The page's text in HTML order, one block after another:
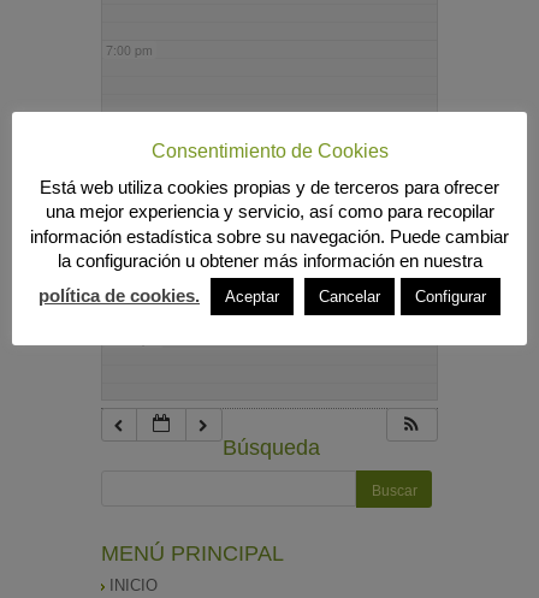
7:00 pm
9:00 pm
10:00 pm
Búsqueda
MENÚ PRINCIPAL
INICIO
Consentimiento de Cookies
Está web utiliza cookies propias y de terceros para ofrecer
una mejor experiencia y servicio, así como para recopilar
información estadística sobre su navegación. Puede cambiar
la configuración u obtener más información en nuestra
política de cookies.
Aceptar Cancelar Configurar